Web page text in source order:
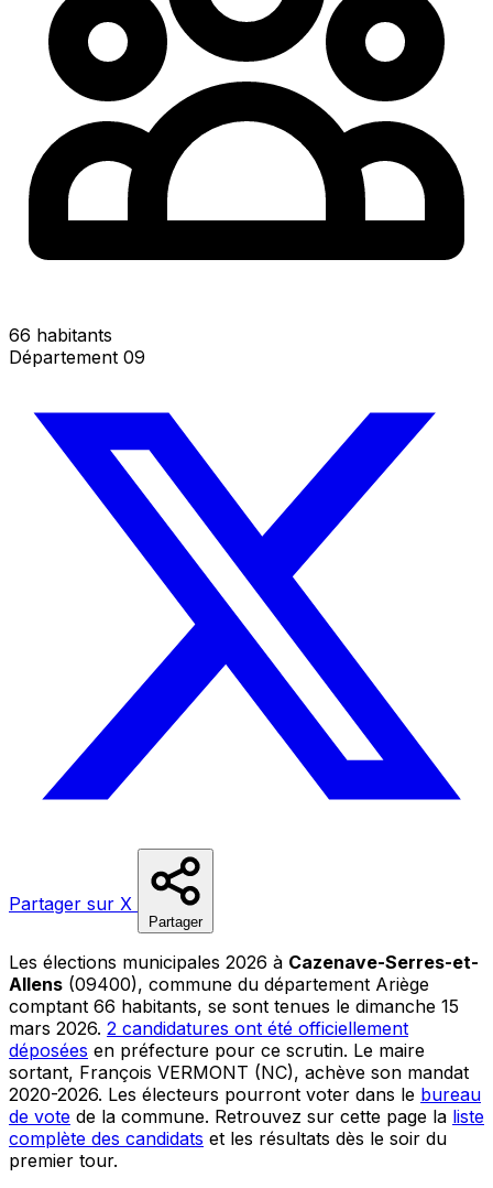
66 habitants
Département 09
Partager sur X
Partager
Les élections municipales 2026 à Cazenave-Serres-et-
Allens (09400), commune du département Ariège
comptant 66 habitants, se sont tenues le dimanche 15
mars 2026. 2 candidatures ont été officiellement
déposées en préfecture pour ce scrutin. Le maire
sortant, François VERMONT (NC), achève son mandat
2020-2026. Les électeurs pourront voter dans le bureau
de vote de la commune. Retrouvez sur cette page la liste
complète des candidats et les résultats dès le soir du
premier tour.